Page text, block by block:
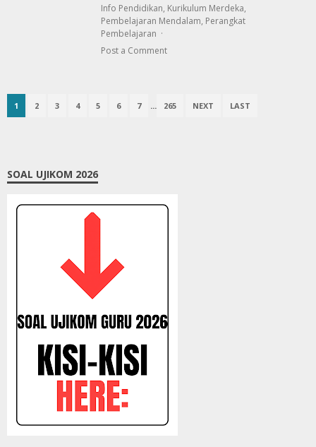
Info Pendidikan, Kurikulum Merdeka,
Pembelajaran Mendalam, Perangkat
Pembelajaran
Post a Comment
1 2 3 4 5 6 7 ... 265 NEXT LAST
SOAL UJIKOM 2026